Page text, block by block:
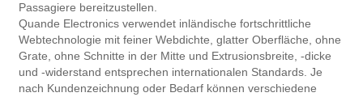
Passagiere bereitzustellen.
Quande Electronics verwendet inländische fortschrittliche
Webtechnologie mit feiner Webdichte, glatter Oberfläche, ohne
Grate, ohne Schnitte in der Mitte und Extrusionsbreite, -dicke
und -widerstand entsprechen internationalen Standards. Je
nach Kundenzeichnung oder Bedarf können verschiedene